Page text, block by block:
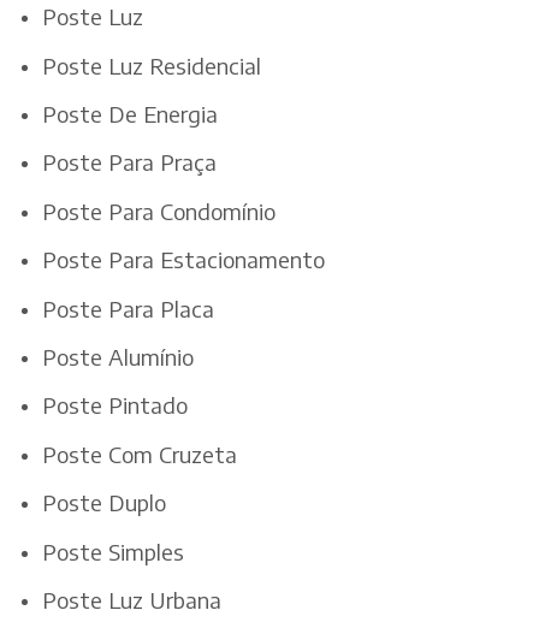
Poste Luz
Poste Luz Residencial
Poste De Energia
Poste Para Praça
Poste Para Condomínio
Poste Para Estacionamento
Poste Para Placa
Poste Alumínio
Poste Pintado
Poste Com Cruzeta
Poste Duplo
Poste Simples
Poste Luz Urbana